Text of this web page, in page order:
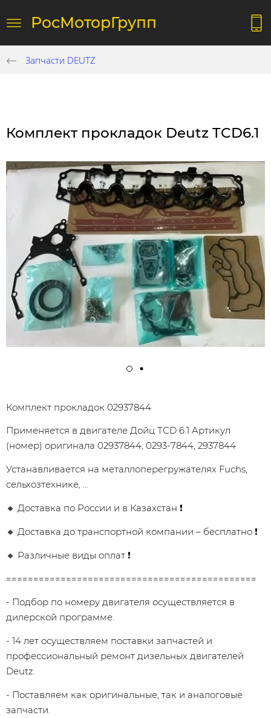
РосМоторГрупп
Запчасти DEUTZ
Комплект прокладок Deutz TCD6.1
Комплект проклaдок 02937844
Применяется в двигателе Дойц ТСD 6.1 Aртикул
(номep) opигиналa 02937844, 0293-7844, 2937844
Устанавливается на металлоперегружателях Fuchs,
сельхозтехнике, ...
🔸 Доставка по России и в Казахстан ❗
🔸 Доставка до транспортной компании – бесплатно ❗
🔸 Различные виды оплат ❗
==============================================
- Подбор по номеру двигателя осуществляется в
дилерской программе.
- 14 лет осуществляем поставки запчастей и
профессиональный ремонт дизельных двигателей
Dеutz.
- Поставляем как оригинальные, так и аналоговые
запчасти.